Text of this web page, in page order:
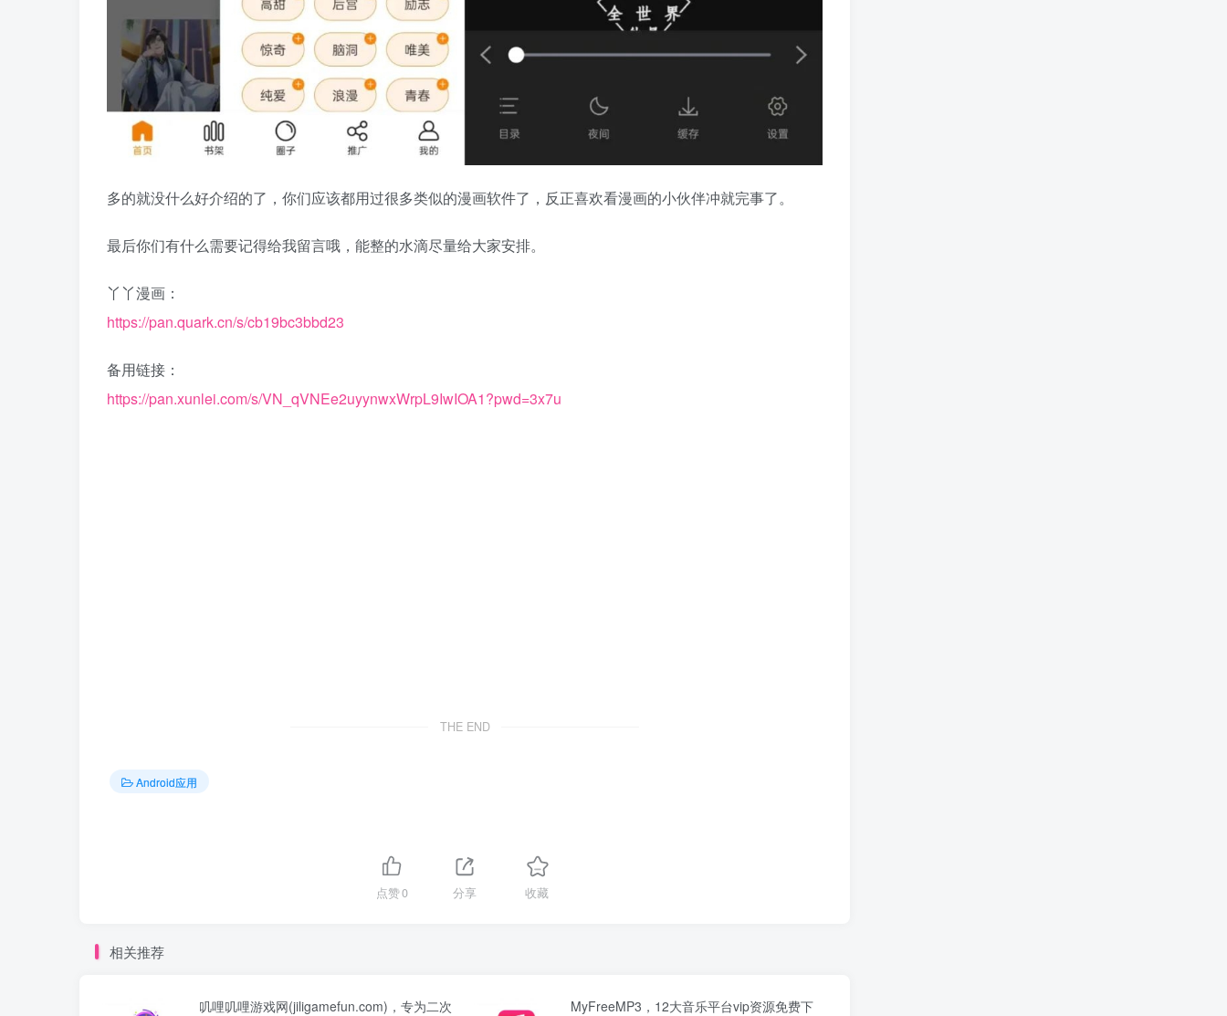
多的就没什么好介绍的了，你们应该都用过很多类似的漫画软件了，反正喜欢看漫画的小伙伴冲就完事了。
最后你们有什么需要记得给我留言哦，能整的水滴尽量给大家安排。
丫丫漫画：
https://pan.quark.cn/s/cb19bc3bbd23
备用链接：
https://pan.xunlei.com/s/VN_qVNEe2uyynwxWrpL9IwIOA1?pwd=3x7u
THE END
Android应用
点赞0 分享 收藏
相关推荐
叽哩叽哩游戏网(jiligamefun.com)，专为二次
MyFreeMP3，12大音乐平台vip资源免费下